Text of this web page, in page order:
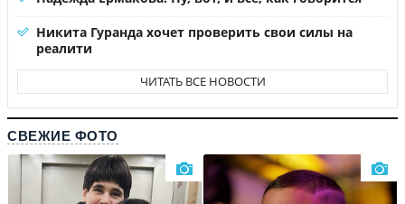
Никита Гуранда хочет проверить свои силы на
реалити
ЧИТАТЬ ВСЕ НОВОСТИ
СВЕЖИЕ ФОТО